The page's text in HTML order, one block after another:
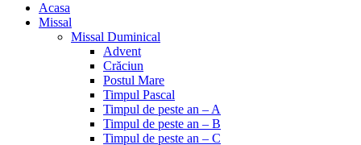
Acasa
Missal
Missal Duminical
Advent
Crăciun
Postul Mare
Timpul Pascal
Timpul de peste an – A
Timpul de peste an – B
Timpul de peste an – C